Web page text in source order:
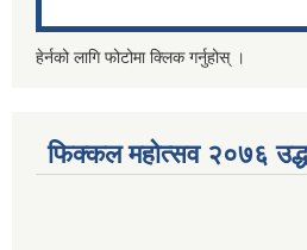
हेर्नको लागि फोटोमा क्लिक गर्नुहोस् ।
फिक्कल महोत्सव २०७६